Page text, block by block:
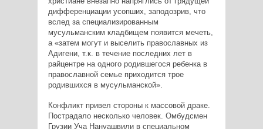
дифференциации усопших, заподозрив, что
вслед за специализированным
мусульманским кладбищем появится мечеть,
а «затем могут и выселить православных из
Адигени, т.к. в течение последних лет в
райцентре на одного родившегося ребенка в
православной семье приходится трое
родившихся в мусульманской».
Конфликт привел стороны к массовой драке.
Пострадало несколько человек. Омбудсмен
Грузии Уча Нануашвили в специальном